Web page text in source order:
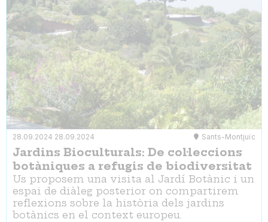
28.09.2024 28.09.2024 Sants-Montjuïc
Jardins Bioculturals: De col·leccions
botàniques a refugis de biodiversitat
Us proposem una visita al Jardí Botànic i un
espai de diàleg posterior on compartirem
reflexions sobre la història dels jardins
botànics en el context europeu.